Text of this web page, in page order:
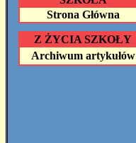
Strona Główna
Z ŻYCIA SZKOŁY
Archiwum artykułów